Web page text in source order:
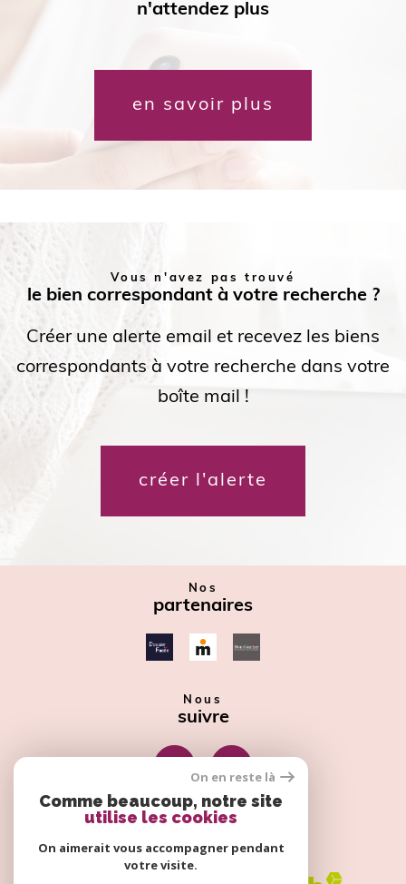
n'attendez plus
en savoir plus
Vous n'avez pas trouvé
le bien correspondant à votre recherche ?
Créer une alerte email et recevez les biens
correspondants à votre recherche dans votre
boîte mail !
créer l'alerte
Nos
partenaires
Nous
suivre
Nous
adhérons
On en reste là
Comme beaucoup, notre site
utilise les cookies
On aimerait vous accompagner pendant
votre visite.